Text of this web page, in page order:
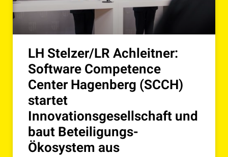
LH Stelzer/LR Achleitner:
Software Competence
Center Hagenberg (SCCH)
startet
Innovationsgesellschaft und
baut Beteiligungs-
Ökosystem aus